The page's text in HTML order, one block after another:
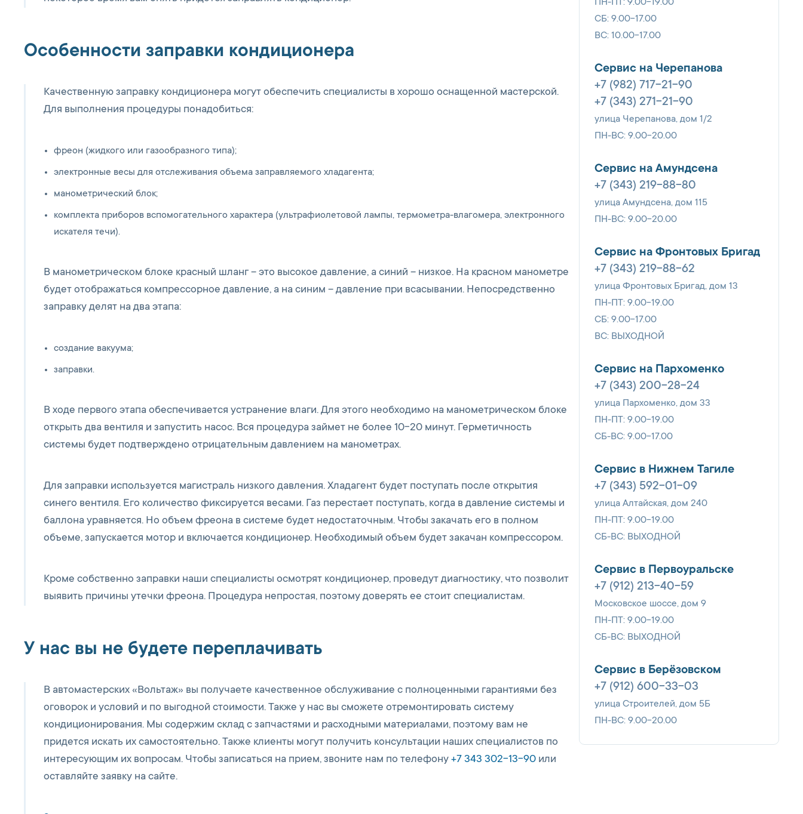
Особенности заправки кондиционера
Качественную заправку кондиционера могут обеспечить специалисты в хорошо оснащенной мастерской.
Для выполнения процедуры понадобиться:
фреон (жидкого или газообразного типа);
электронные весы для отслеживания объема заправляемого хладагента;
манометрический блок;
комплекта приборов вспомогательного характера (ультрафиолетовой лампы, термометра-влагомера, электронного
искателя течи).
В манометрическом блоке красный шланг – это высокое давление, а синий – низкое. На красном манометре
будет отображаться компрессорное давление, а на синим – давление при всасывании. Непосредственно
заправку делят на два этапа:
создание вакуума;
заправки.
В ходе первого этапа обеспечивается устранение влаги. Для этого необходимо на манометрическом блоке
открыть два вентиля и запустить насос. Вся процедура займет не более 10-20 минут. Герметичность
системы будет подтверждено отрицательным давлением на манометрах.
Для заправки используется магистраль низкого давления. Хладагент будет поступать после открытия
синего вентиля. Его количество фиксируется весами. Газ перестает поступать, когда в давление системы и
баллона уравняется. Но объем фреона в системе будет недостаточным. Чтобы закачать его в полном
объеме, запускается мотор и включается кондиционер. Необходимый объем будет закачан компрессором.
Кроме собственно заправки наши специалисты осмотрят кондиционер, проведут диагностику, что позволит
выявить причины утечки фреона. Процедура непростая, поэтому доверять ее стоит специалистам.
У нас вы не будете переплачивать
В автомастерских «Вольтаж» вы получаете качественное обслуживание с полноценными гарантиями без
оговорок и условий и по выгодной стоимости. Также у нас вы сможете отремонтировать систему
кондиционирования. Мы содержим склад с запчастями и расходными материалами, поэтому вам не
придется искать их самостоятельно. Также клиенты могут получить консультации наших специалистов по
интересующим их вопросам. Чтобы записаться на прием, звоните нам по телефону +7 343 302-13-90 или
оставляйте заявку на сайте.
ПН-ПТ: 9.00-19.00
СБ: 9.00-17.00
ВС: 10.00-17.00
Сервис на Черепанова
+7 (982) 717-21-90
+7 (343) 271-21-90
улица Черепанова, дом 1/2
ПН-ВС: 9.00-20.00
Сервис на Амундсена
+7 (343) 219-88-80
улица Амундсена, дом 115
ПН-ВС: 9.00-20.00
Сервис на Фронтовых Бригад
+7 (343) 219-88-62
улица Фронтовых Бригад, дом 13
ПН-ПТ: 9.00-19.00
СБ: 9.00-17.00
ВС: ВЫХОДНОЙ
Сервис на Пархоменко
+7 (343) 200-28-24
улица Пархоменко, дом 33
ПН-ПТ: 9.00-19.00
СБ-ВС: 9.00-17.00
Сервис в Нижнем Тагиле
+7 (343) 592-01-09
улица Алтайская, дом 240
ПН-ПТ: 9.00-19.00
СБ-ВС: ВЫХОДНОЙ
Сервис в Первоуральске
+7 (912) 213-40-59
Московское шоссе, дом 9
ПН-ПТ: 9.00-19.00
СБ-ВС: ВЫХОДНОЙ
Сервис в Берёзовском
+7 (912) 600-33-03
улица Строителей, дом 5Б
ПН-ВС: 9.00-20.00